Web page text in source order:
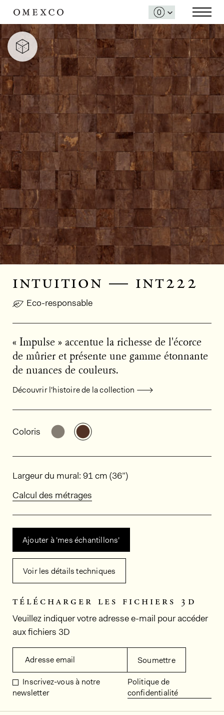
intuition — int222
Eco-responsable
« Impulse » accentue la richesse de l'écorce
de mûrier et présente une gamme étonnante
de nuances de couleurs.
Découvrir l'histoire de la collection
Informations générales sur le
Coloris Découvrir d'autres variantes: INT221
Découvrir d'autres variantes:
Dimensions
Largeur du mural: 91 cm (36”)
Calcul des métrages
Ajouter à 'mes échantillons'
Voir les détails techniques
télécharger les fichiers 3d
Veuillez indiquer votre adresse e-mail pour accéder
aux fichiers 3D
Adresse email Soumettre
Inscrivez-vous à notre
newsletter
Politique de
confidentialité